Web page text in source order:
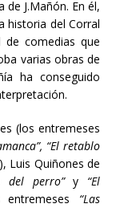
J.Mañón. En él,
historia del Corral
de comedias que
varias obras de
ha conseguido
(los entremeses
“El retablo
Luis Quiñones de
del perro”y “El
“Las